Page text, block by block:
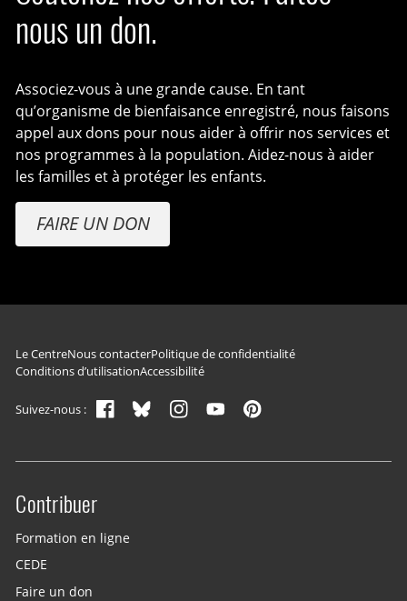
nous un don.
Associez-vous à une grande cause. En tant
qu’organisme de bienfaisance enregistré, nous faisons
appel aux dons pour nous aider à offrir nos services et
nos programmes à la population. Aidez-nous à aider
les familles et à protéger les enfants.
FAIRE UN DON
Navigation du pied de page
Le CentreNous contacterPolitique de confidentialité
Conditions d’utilisationAccessibilité
Suivez-nous :
Site menu
Contribuer
Formation en ligne
CEDE
Faire un don